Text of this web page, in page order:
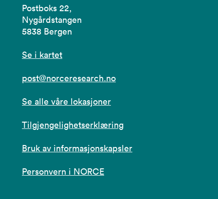
Postboks 22,
Nygårdstangen
5838 Bergen
Se i kartet
post@norceresearch.no
Se alle våre lokasjoner
Tilgjengelighetserklæring
Bruk av informasjonskapsler
Personvern i NORCE